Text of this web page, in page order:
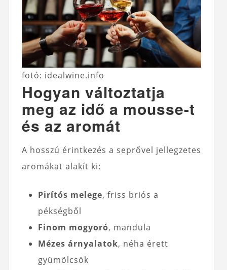
fotó: idealwine.info
Hogyan változtatja
meg az idő a mousse-t
és az aromát
A hosszú érintkezés a seprővel jellegzetes
aromákat alakít ki:
Pirítós melege, friss briós a
pékségből
Finom mogyoró, mandula
Mézes árnyalatok, néha érett
gyümölcsök